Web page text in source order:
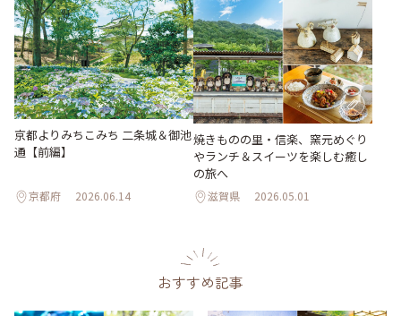
京都よりみちこみち 二条城＆御池
通【前編】
京都府 2026.06.14
焼きものの里・信楽、窯元めぐり
やランチ＆スイーツを楽しむ癒し
の旅へ
滋賀県 2026.05.01
おすすめ記事